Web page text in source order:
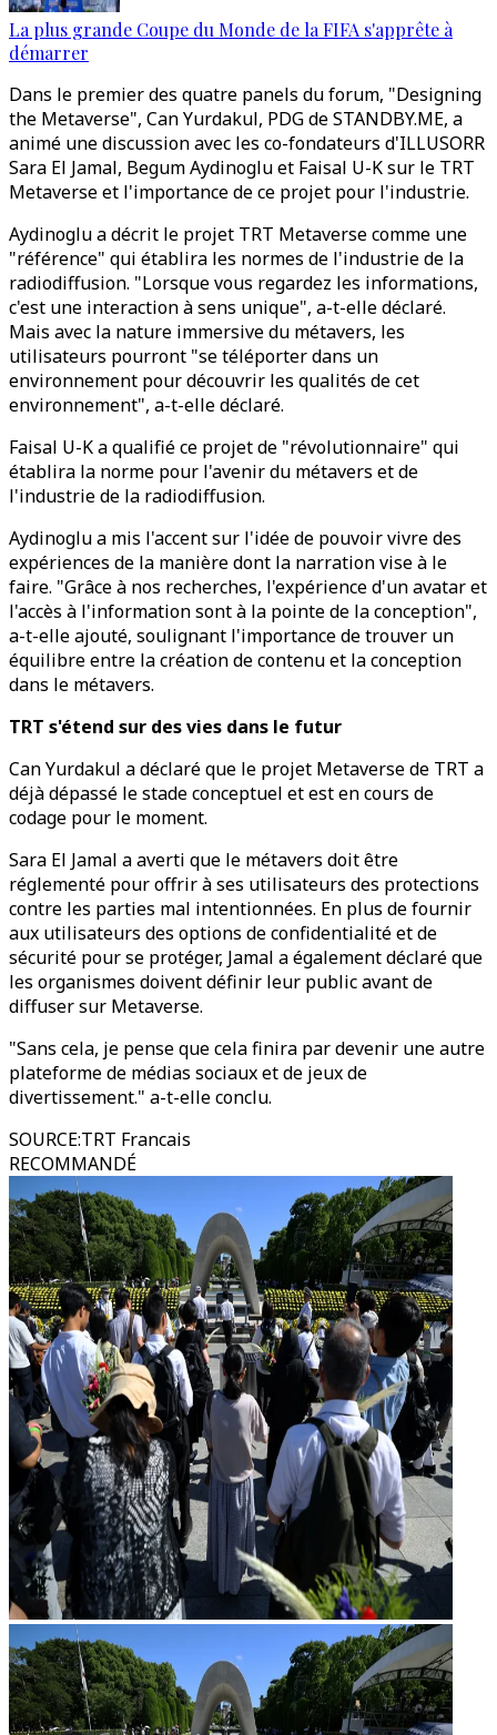
La plus grande Coupe du Monde de la FIFA s'apprête à
démarrer
Dans le premier des quatre panels du forum, "Designing
the Metaverse", Can Yurdakul, PDG de STANDBY.ME, a
animé une discussion avec les co-fondateurs d'ILLUSORR
Sara El Jamal, Begum Aydinoglu et Faisal U-K sur le TRT
Metaverse et l'importance de ce projet pour l'industrie.
Aydinoglu a décrit le projet TRT Metaverse comme une
"référence" qui établira les normes de l'industrie de la
radiodiffusion. "Lorsque vous regardez les informations,
c'est une interaction à sens unique", a-t-elle déclaré.
Mais avec la nature immersive du métavers, les
utilisateurs pourront "se téléporter dans un
environnement pour découvrir les qualités de cet
environnement", a-t-elle déclaré.
Faisal U-K a qualifié ce projet de "révolutionnaire" qui
établira la norme pour l'avenir du métavers et de
l'industrie de la radiodiffusion.
Aydinoglu a mis l'accent sur l'idée de pouvoir vivre des
expériences de la manière dont la narration vise à le
faire. "Grâce à nos recherches, l'expérience d'un avatar et
l'accès à l'information sont à la pointe de la conception",
a-t-elle ajouté, soulignant l'importance de trouver un
équilibre entre la création de contenu et la conception
dans le métavers.
TRT s'étend sur des vies dans le futur
Can Yurdakul a déclaré que le projet Metaverse de TRT a
déjà dépassé le stade conceptuel et est en cours de
codage pour le moment.
Sara El Jamal a averti que le métavers doit être
réglementé pour offrir à ses utilisateurs des protections
contre les parties mal intentionnées. En plus de fournir
aux utilisateurs des options de confidentialité et de
sécurité pour se protéger, Jamal a également déclaré que
les organismes doivent définir leur public avant de
diffuser sur Metaverse.
"Sans cela, je pense que cela finira par devenir une autre
plateforme de médias sociaux et de jeux de
divertissement." a-t-elle conclu.
SOURCE:TRT Francais
RECOMMANDÉ